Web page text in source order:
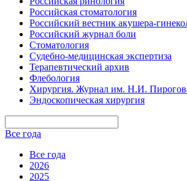
Российская стоматология
Российский вестник акушера-
Российский журнал боли
Стоматология
Судебно-медицинская экспертиза
Терапевтический архив
Флебология
Хирургия. Журнал им. Н.И.
Эндоскопическая хирургия
Все года
Все года
2026
2025